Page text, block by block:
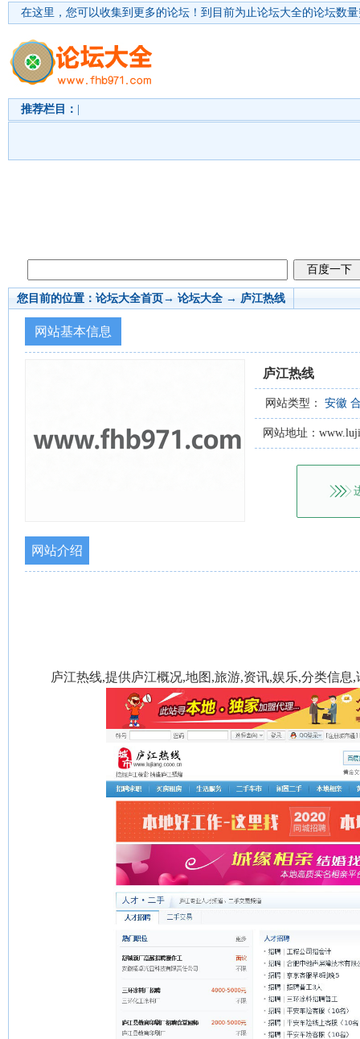
在这里，您可以收集到更多的论坛！ 到目前为止论坛大全的论坛数
推荐栏目：
您目前的位置： 论坛大全首页→ 论坛大全 → 庐江热线
网站基本信息
庐江热线
网站类型： 安徽
网站地址：
网站介绍
庐江热线,提供庐江概况,地图,旅游,资讯,娱乐,分类信